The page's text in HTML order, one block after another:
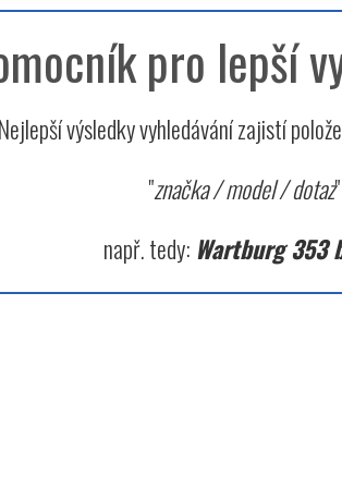
pro lepší
výsledky vyhledávání zajistí
"značka / model / dotaz"
např. tedy: Wartburg 353